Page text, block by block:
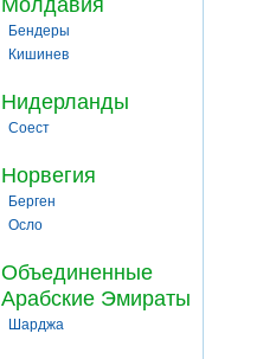
Молдавия
Бендеры
Кишинев
Нидерланды
Соест
Норвегия
Берген
Осло
Объединенные
Арабские Эмираты
Шарджа